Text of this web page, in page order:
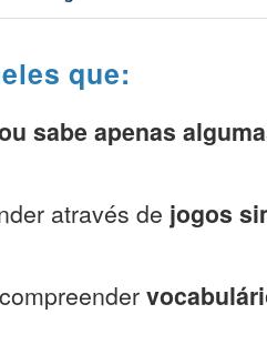
que:
sabe apenas
através de jogos